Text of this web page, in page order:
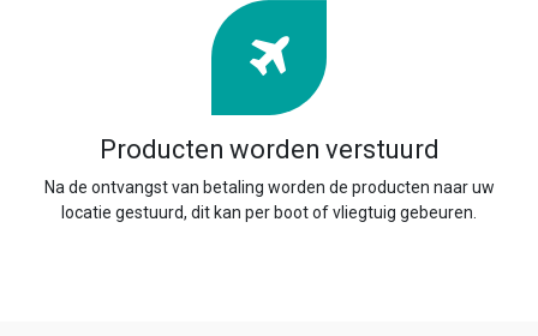
Producten worden verstuurd
Na de ontvangst van betaling worden de producten naar uw
locatie gestuurd, dit kan per boot of vliegtuig gebeuren.